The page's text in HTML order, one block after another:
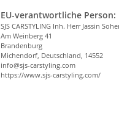
EU-verantwortliche Person:
SJS CARSTYLING Inh. Herr Jassin
Am Weinberg 41
Brandenburg
Michendorf, Deutschland, 14552
info@sjs-carstyling.com
https://www.sjs-carstyling.com/